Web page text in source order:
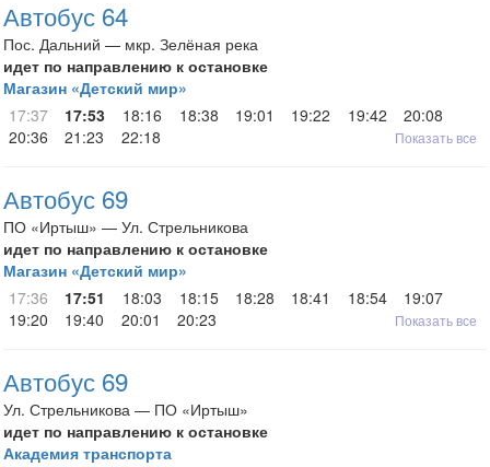
Автобус 64
Пос. Дальний — мкр. Зелёная река
идет по направлению к остановке
Магазин «Детский мир»
17:37
17:53 18:16 18:38 19:01 19:22 19:42
20:08
20:36
21:23 22:18 Показать все
Автобус 69
ПО «Иртыш» — Ул. Стрельникова
идет по направлению к остановке
Магазин «Детский мир»
17:36
17:51 18:03 18:15 18:28 18:41 18:54
19:07
19:20
19:40 20:01 20:23 Показать все
Автобус 69
Ул. Стрельникова — ПО «Иртыш»
идет по направлению к остановке
Академия транспорта